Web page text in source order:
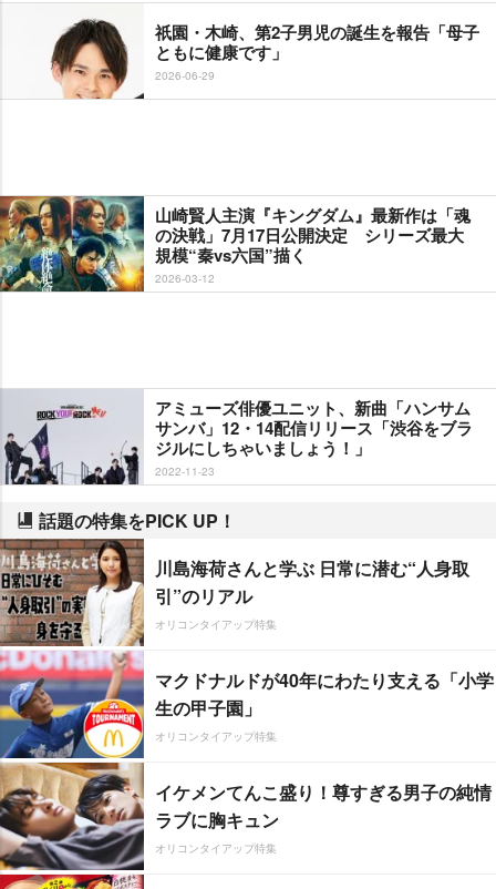
祇園・木崎、第2子男児の誕生を報告「母子
ともに健康です」
2026-06-29
山崎賢人主演『キングダム』最新作は「魂
の決戦」7月17日公開決定 シリーズ最大
規模“秦vs六国”描く
2026-03-12
アミューズ俳優ユニット、新曲「ハンサム
サンバ」12・14配信リリース「渋谷をブラ
ジルにしちゃいましょう！」
2022-11-23
話題の特集をPICK UP！
川島海荷さんと学ぶ 日常に潜む“人身取
引”のリアル
オリコンタイアップ特集
マクドナルドが40年にわたり支える「小学
生の甲子園」
オリコンタイアップ特集
イケメンてんこ盛り！尊すぎる男子の純情
ラブに胸キュン
オリコンタイアップ特集